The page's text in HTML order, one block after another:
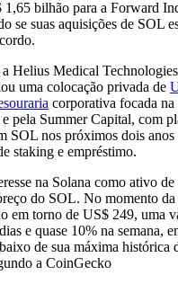
bilhão para a Forward
se suas aquisições de SOL
Helius Medical
uma colocação privada de
corporativa focada
pela Summer Capital, com
SOL nos próximos dois
staking e empréstimo.
na Solana como ativo
do SOL. No momento da
em torno de US$ 249, uma
e quase 10% na semana,
de sua máxima histórica
a CoinGecko